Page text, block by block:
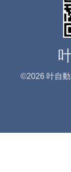
©2026 叶自